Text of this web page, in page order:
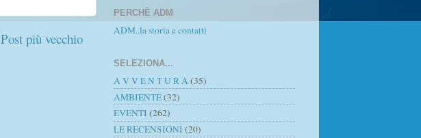
Post più vecchio
PERCHÈ ADM
ADM..la storia e contatti
SELEZIONA...
A V V E N T U R A (35)
AMBIENTE(32)
EVENTI (262)
LE RECENSIONI (20)